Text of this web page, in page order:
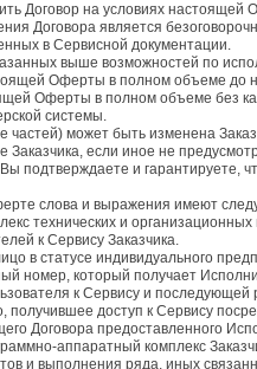
Договор на условиях настоящей
Договора является
в Сервисной документации.
выше возможностей по
Оферты в полном объеме до
Оферты в полном объеме без
системы.
может быть изменена
Заказчика, если иное не
подтверждаете и гарантируете,
слова и выражения имеют
технических и
к Сервису Заказчика.
в статусе индивидуального
номер, который получает
к Сервису и
получившее доступ к Сервису
Договора предоставленного
аппаратный комплекс
и выполнения ряда, иных